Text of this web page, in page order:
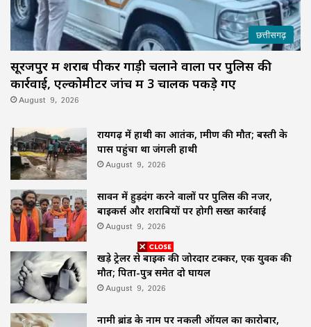
छत्तीसगढ़
सूरजपुर में शराब पीकर गाड़ी चलाने वालों पर पुलिस की
कार्रवाई, एल्कोमीटर जांच में 3 चालक पकड़े गए
August 9, 2026
रायगढ़ में हाथी का आतंक, ग्रामीण की मौत; बस्ती के
पास पहुंचा था जंगली हाथी
August 9, 2026
सावन में हुड़दंग करने वालों पर पुलिस की नजर,
बाइकर्स और शराबियों पर होगी सख्त कार्रवाई
August 9, 2026
खड़े ट्रेलर से बाइक की जोरदार टक्कर, एक युवक की
मौत; पिता-पुत्र समेत दो घायल
August 9, 2026
नामी ब्रांड के नाम पर नकली ऑयल का कारोबार,